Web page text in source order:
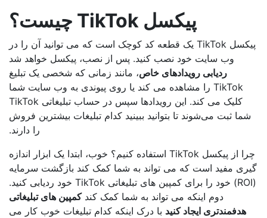
پیکسل TikTok چیست؟
پیکسل TikTok یک قطعه کد کوچک است که می توانید آن را در
وب سایت خود نصب کنید. پس از نصب، پیکسل خواهد شد
ردیابی رویدادهای خاص، مانند زمانی که شخصی یک تبلیغ
TikTok را مشاهده می کند یا روی پیوندی به وب سایت شما
کلیک می کند. این رویدادها سپس در حساب تبلیغاتی TikTok
ثبت می‌شوند تا بتوانید ببینید کدام تبلیغات بیشترین فروش
را دارند.
چرا از پیکسل TikTok استفاده کنیم؟ خوب، ابتدا یک ابزار اندازه
مفید است که می تواند به شما کمک کند بازگشت سرمایه
(ROI) خود را برای کمپین های تبلیغاتی TikTok خود ردیابی کنید.
دوم اینکه می تواند به شما کمک کند کمپین های تبلیغاتی
هدفمندتری ایجاد کنید با درک اینکه کدام تبلیغات خوب کار می